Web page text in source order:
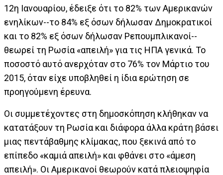
12η Ιανουαρίου, έδειξε ότι το 82% των Aμερικανών
ενηλίκων--το 84% εξ όσων δήλωσαν Δημοκρατικοί
και το 82% εξ όσων δήλωσαν Ρεπουμπλικανοί--
θεωρεί τη Ρωσία «απειλή» για τις ΗΠΑ γενικά. Το
ποσοστό αυτό ανερχόταν στο 76% τον Μάρτιο του
2015, όταν είχε υποβληθεί η ίδια ερώτηση σε
προηγούμενη έρευνα.
Οι συμμετέχοντες στη δημοσκόπηση κλήθηκαν να
κατατάξουν τη Ρωσία και διάφορα άλλα κράτη βάσει
μιας πεντάβαθμης κλίμακας, που ξεκινά από το
επίπεδο «καμιά απειλή» και φθάνει στο «άμεση
απειλή». Οι Αμερικανοί θεωρούν κατά πλειοψηφία